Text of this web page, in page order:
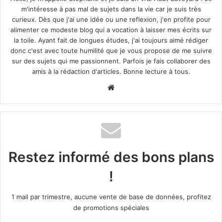
les mauvaises surprises après la pose
Normes urbanistiques : vérifier avant de commander
Coût réel sur 20 ans : intégrer maintenance et réparations
Poser le bon portail dès maintenant
Battant, coulissant, autoportant
: quel type de portail
correspond vraiment à votre
aussi la faisabilité technique de votre projet. Un portail
battant séduit par sa simplicité : deux vantaux qui pivotent
Il demande un dégagement minimal de 3 mètres dans l’axe
m'intéresse à pas mal de sujets dans la vie car je suis très
curieux. Dès que j'ai une idée ou une reflexion, j'en profite pour
alimenter ce modeste blog qui a vocation à laisser mes écrits sur
la toile. Ayant fait de longues études, j'ai toujours aimé rédiger
donc c'est avec toute humilité que je vous propose de me suivre
sur des sujets qui me passionnent. Parfois je fais collaborer des
amis à la rédaction d'articles. Bonne lecture à tous.
Restez informé des bons plans
!
1 mail par trimestre, aucune vente de base de données, profitez
de promotions spéciales